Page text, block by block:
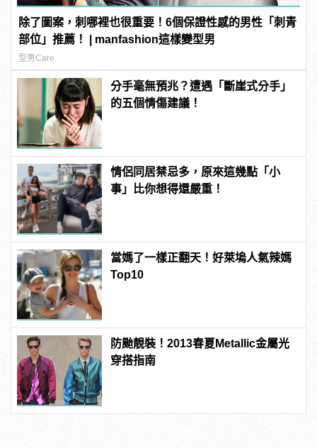
除了圖案，刺哪裡也很重要！6個保證性感的男性「刺青
部位」推薦！ | manfashion這樣變型男
型男Care
分手毫無預兆？遭遇「斷崖式分手」
的五個情傷建議！
情侶同居禁忌多，原來這幾點「小
事」比你想得還嚴重！
當媽了一樣正翻天！好萊塢人氣辣媽
Top10
防颱靚裝！2013春夏Metallic金屬光
穿搭指南